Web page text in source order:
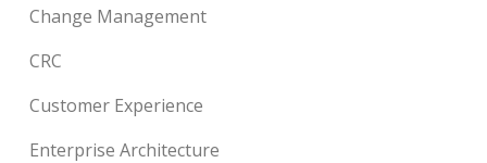
Change Management
CRC
Customer Experience
Enterprise Architecture